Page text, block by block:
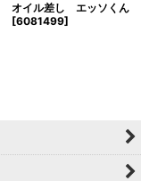
オイル差し エッソくん
[6081499]